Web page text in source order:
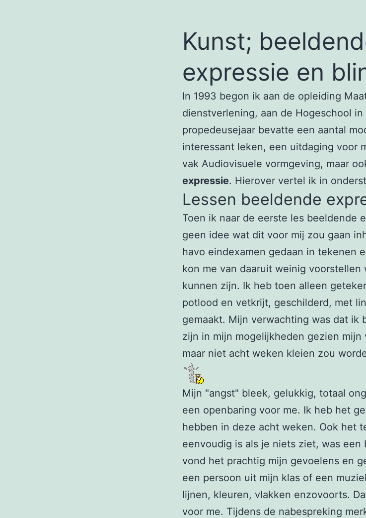
Kunst;
expressie en
In 1993 begon ik aan de opleiding
dienstverlening, aan de Hogeschool
propedeusejaar bevatte een aantal
interessant leken, een uitdaging voor
vak Audiovisuele vormgeving, maar
expressie. Hierover vertel ik in
Lessen beeldende
Toen ik naar de eerste les beeldende
geen idee wat dit voor mij zou gaan
havo eindexamen gedaan in tekenen
kon me van daaruit weinig voorstellen
kunnen zijn. Ik heb toen alleen
potlood en vetkrijt, geschilderd, met
gemaakt. Mijn verwachting was dat ik
zijn in mijn mogelijkheden gezien
maar niet acht weken kleien zou
Mijn "angst" bleek, gelukkig, totaal
een openbaring voor me. Ik heb het
hebben in deze acht weken. Ook het
eenvoudig is als je niets ziet, was een
vond het prachtig mijn gevoelens en
een persoon uit mijn klas of een
lijnen, kleuren, vlakken enzovoorts.
voor me. Tijdens de nabespreking